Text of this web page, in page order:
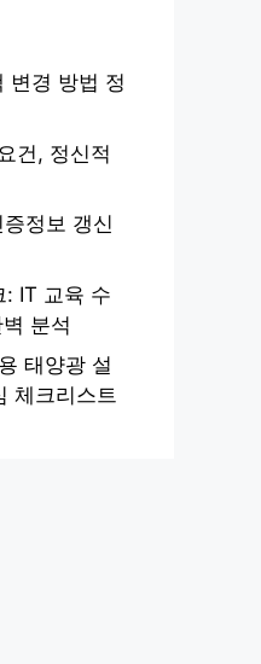
변경 방법 정
건, 정신적
정보 갱신
: IT 교육 수
분석
태양광 설
체크리스트